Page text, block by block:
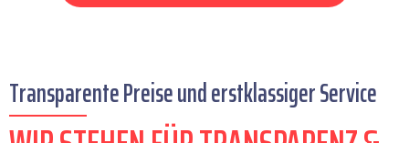
Transparente Preise und erstklassiger Service